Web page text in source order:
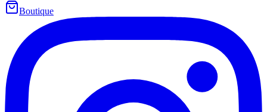
Boutique